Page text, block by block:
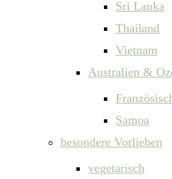
Sri Lanka
Thailand
Vietnam
Australien &
Samoa
besondere Vorlieben
vegetarisch